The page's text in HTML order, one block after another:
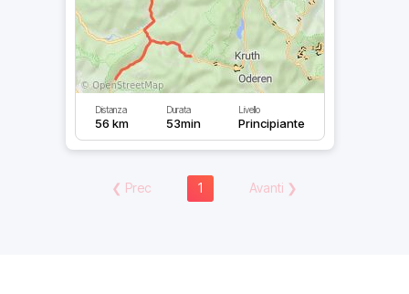
Distanza
56 km
Durata
53min
Livello
Principiante
❮ Prec 1 Avanti ❯